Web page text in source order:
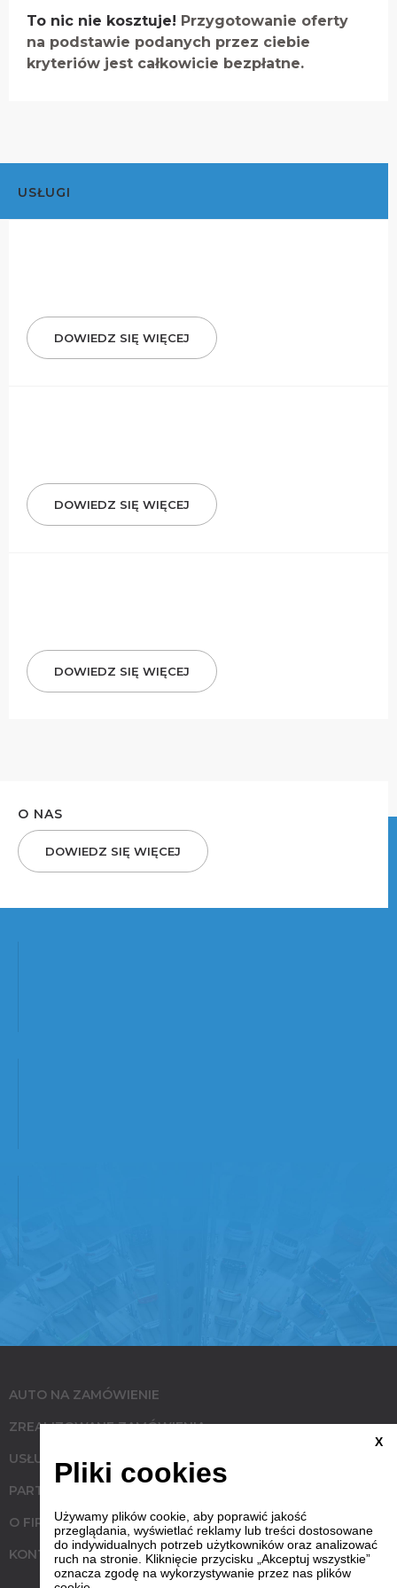
To nic nie kosztuje! Przygotowanie oferty
na podstawie podanych przez ciebie
kryteriów jest całkowicie bezpłatne.
USŁUGI
DOWIEDZ SIĘ WIĘCEJ
DOWIEDZ SIĘ WIĘCEJ
DOWIEDZ SIĘ WIĘCEJ
O NAS
DOWIEDZ SIĘ WIĘCEJ
AUTO NA ZAMÓWIENIE
ZREALIZOWANE ZAMÓWIENIA
USŁUGI
PARTNERZY
O FIRMIE
KONTAKT
X
Pliki cookies
Używamy plików cookie, aby poprawić jakość
przeglądania, wyświetlać reklamy lub treści dostosowane
do indywidualnych potrzeb użytkowników oraz analizować
ruch na stronie. Kliknięcie przycisku „Akceptuj wszystkie”
oznacza zgodę na wykorzystywanie przez nas plików